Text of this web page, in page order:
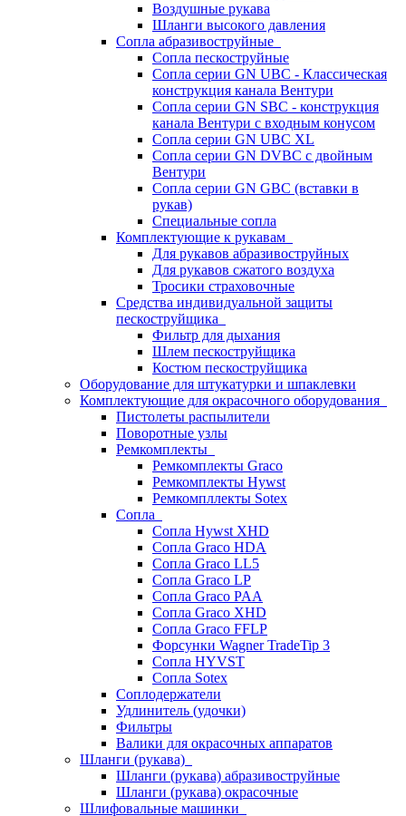
Воздушные рукава
Шланги высокого давления
Сопла абразивоструйные
Сопла пескоструйные
Сопла серии GN UBC - Классическая
конструкция канала Вентури
Сопла серии GN SBC - конструкция
канала Вентури c входным конусом
Сопла серии GN UBC XL
Сопла серии GN DVBC с двойным
Вентури
Сопла серии GN GBC (вставки в
рукав)
Специальные сопла
Комплектующие к рукавам
Для рукавов абразивоструйных
Для рукавов сжатого воздуха
Тросики страховочные
Средства индивидуальной защиты
пескоструйщика
Фильтр для дыхания
Шлем пескоструйщика
Костюм пескоструйщика
Оборудование для штукатурки и шпаклевки
Комплектующие для окрасочного оборудования
Пистолеты распылители
Поворотные узлы
Ремкомплекты
Ремкомплекты Graco
Ремкомплекты Hywst
Ремкомпллекты Sotex
Сопла
Сопла Hywst XHD
Сопла Graco HDA
Сопла Graco LL5
Сопла Graco LP
Сопла Graco PAA
Сопла Graco XHD
Сопла Graco FFLP
Форсунки Wagner TradeTip 3
Сопла HYVST
Сопла Sotex
Соплодержатели
Удлинитель (удочки)
Фильтры
Валики для окрасочных аппаратов
Шланги (рукава)
Шланги (рукава) абразивоструйные
Шланги (рукава) окрасочные
Шлифовальные машинки